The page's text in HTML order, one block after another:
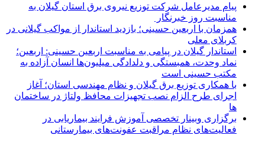
پیام مدیرعامل شركت توزیع نیروی برق استان گیلان به
مناسبت روز خبرنگار ‌
همزمان با اربعین حسینی؛ بازدید استاندار از مواکب گیلانی در
کربلای معلی
استاندار گیلان در پیامی به مناسبت اربعین حسینی: اربعین؛
نماد وحدت، همبستگی و دلدادگی میلیون‌ها انسان آزاده به
مکتب حسینی است
با همکاری توزیع برق گیلان و نظام مهندسی استان؛ آغاز
اجرای طرح الزام نصب تجهیزات محافظ ولتاژ در ساختمان
ها
برگزاری وبینار تخصصی آموزش فرایند بیماریابی در
فعالیت‌های نظام مراقبت عفونت‌های بیمارستانی